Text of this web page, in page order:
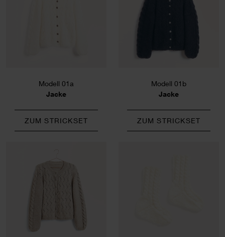
Modell 01a
Jacke
ZUM STRICKSET
Modell 01b
Jacke
ZUM STRICKSET